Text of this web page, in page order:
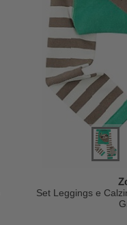
Set Leggings e